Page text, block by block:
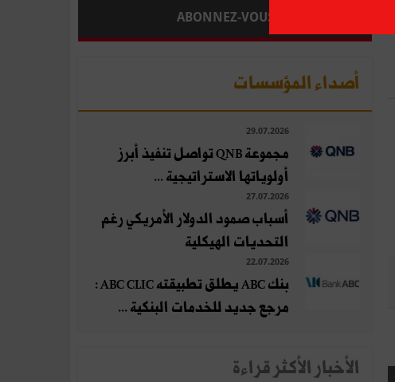
ABONNEZ-VOUS
أصداء المؤسسات
29.07.2026
مجموعة QNB تواصل تنفيذ أبرز
أولوياتها الاستراتيجية ...
27.07.2026
أسباب صمود الدولار الأمريكي رغم
التحديات الهيكلية
22.07.2026
بنك ABC يطلق تطبيقته ABC CLIC :
مرجع جديد للخدمات البنكية ...
الأخبار الأكثر قراءة